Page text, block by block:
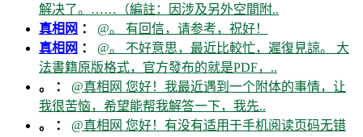
解决了。……（編註：因涉及另外空間附..
真相网 ： @。 有回信，请参考，祝好！
真相网 ： @。 不好意思，最近比較忙，遲復見諒。 大
法書籍原版格式，官方發布的就是PDF，..
。 ： @真相网 您好！我最近遇到一个附体的事情，让
我很苦恼，希望能帮我解答一下，我先..
。 ： @真相网 您好！有没有适用于手机阅读页码无错